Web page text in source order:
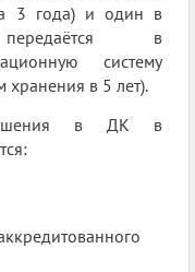
3 года) и один в
в
систему
хранения в 5 лет).
решения в ДК в